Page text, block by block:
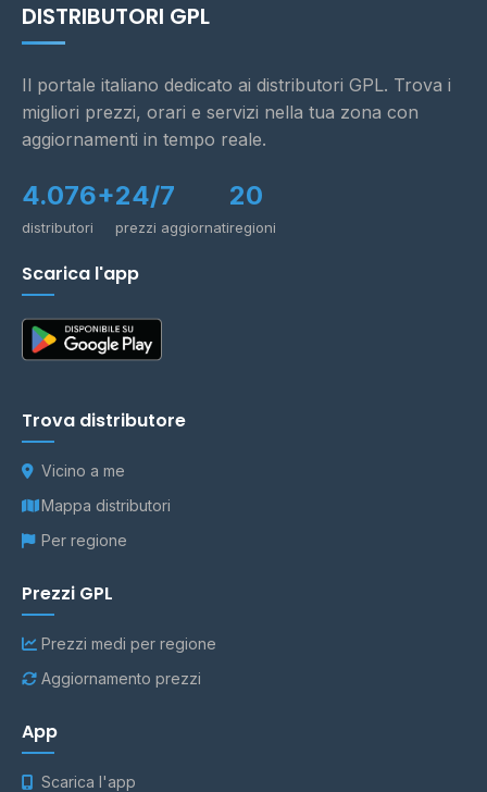
DISTRIBUTORI GPL
Il portale italiano dedicato ai distributori GPL. Trova i
migliori prezzi, orari e servizi nella tua zona con
aggiornamenti in tempo reale.
4.076+
distributori
24/7
prezzi aggiornati
20
regioni
Scarica l'app
Trova distributore
Vicino a me
Mappa distributori
Per regione
Prezzi GPL
Prezzi medi per regione
Aggiornamento prezzi
App
Scarica l'app